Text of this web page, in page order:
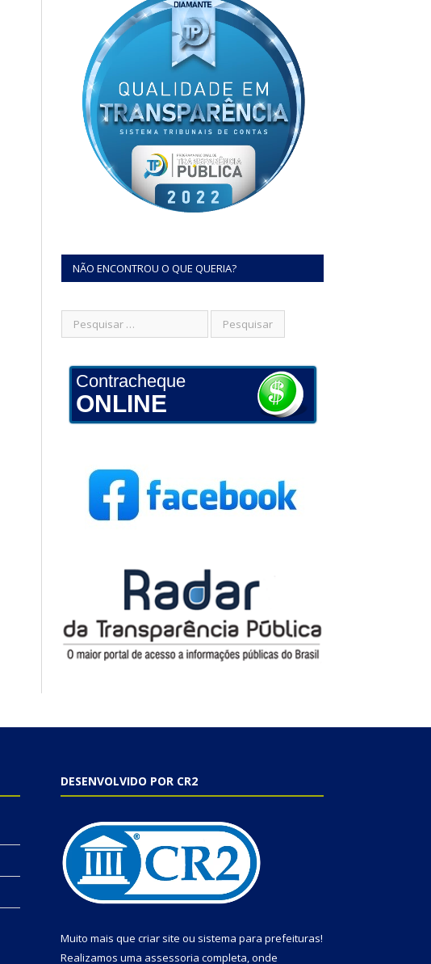
NÃO ENCONTROU O QUE QUERIA?
Contracheque
ONLINE
DESENVOLVIDO POR CR2
Muito mais que criar site ou sistema para prefeituras!
Realizamos uma assessoria completa, onde